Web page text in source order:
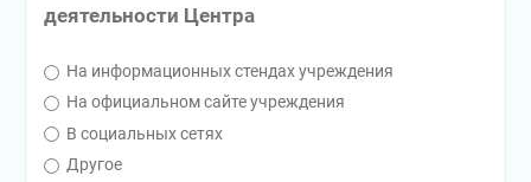
деятельности Центра
На информационных стендах учреждения
На официальном сайте учреждения
В социальных сетях
Другое